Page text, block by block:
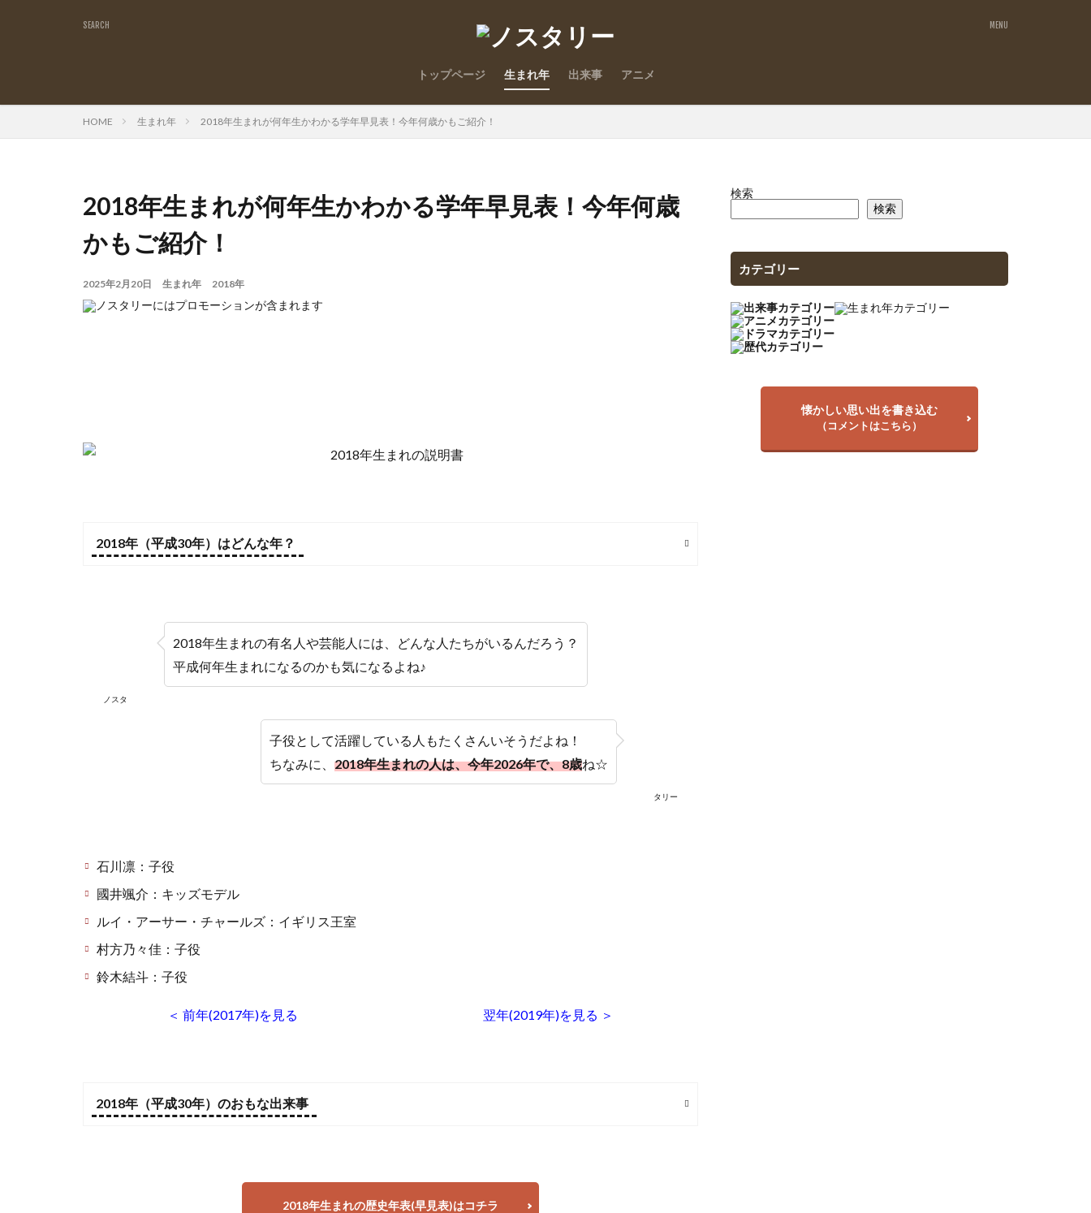
トップページ 生まれ年 出来事 アニメ
HOME 生まれ年 2018年生まれが何年生かわかる学年早見表！今年何歳かもご紹介！
2018年生まれが何年生かわかる学年早見表！今年何歳
かもご紹介！
2025年2月20日 生まれ年 2018年
2018年（平成30年）はどんな年？
ノスタ
2018年生まれの有名人や芸能人には、どんな人たちがいるんだろう？
平成何年生まれになるのかも気になるよね♪
タリー
子役として活躍している人もたくさんいそうだよね！
ちなみに、 2018年生まれの人は、今年2026年で、8歳ね☆
石川凛：子役
國井颯介：キッズモデル
ルイ・アーサー・チャールズ：イギリス王室
村方乃々佳：子役
鈴木結斗：子役
＜ 前年(2017年)を見る 翌年(2019年)を見る ＞
2018年（平成30年）のおもな出来事
2018年生まれの歴史年表(早見表)はコチラ
検索
検索
カテゴリー
懐かしい思い出を書き込む
（コメントはこちら）